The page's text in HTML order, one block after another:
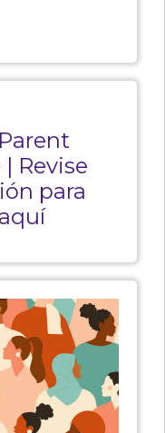
Revise
para